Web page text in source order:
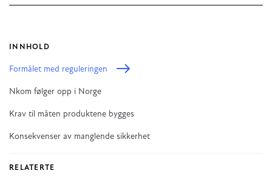
INNHOLD
Formålet med reguleringen
Nkom følger opp i Norge
Krav til måten produktene bygges
Konsekvenser av manglende sikkerhet
RELATERTE